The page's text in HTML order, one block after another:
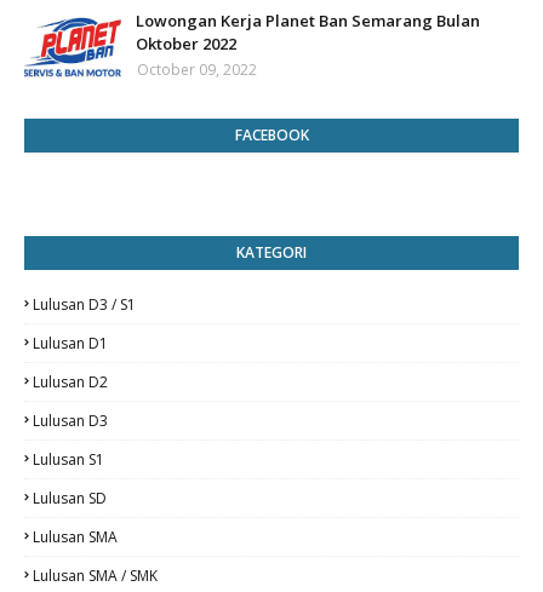
Lowongan Kerja Planet Ban Semarang Bulan
Oktober 2022
October 09, 2022
FACEBOOK
KATEGORI
Lulusan D3 / S1
Lulusan D1
Lulusan D2
Lulusan D3
Lulusan S1
Lulusan SD
Lulusan SMA
Lulusan SMA / SMK